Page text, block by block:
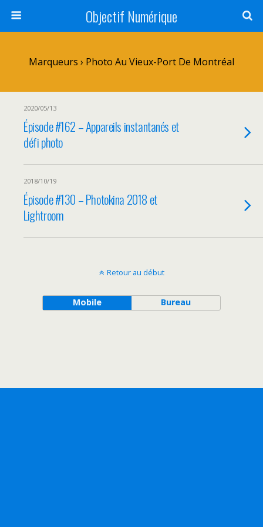
Objectif Numérique
Marqueurs › Photo Au Vieux-Port De Montréal
2020/05/13
Épisode #162 – Appareils instantanés et
défi photo
2018/10/19
Épisode #130 – Photokina 2018 et
Lightroom
Retour au début
Mobile Bureau